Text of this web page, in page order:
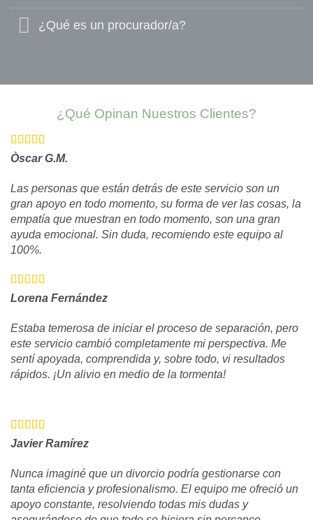
¿Qué es un procurador/a?
¿Qué Opinan Nuestros Clientes?
Òscar G.M.
Las personas que están detrás de este servicio son un
gran apoyo en todo momento, su forma de ver las cosas, la
empatía que muestran en todo momento, son una gran
ayuda emocional. Sin duda, recomiendo este equipo al
100%.
Lorena Fernández
Estaba temerosa de iniciar el proceso de separación, pero
este servicio cambió completamente mi perspectiva. Me
sentí apoyada, comprendida y, sobre todo, vi resultados
rápidos. ¡Un alivio en medio de la tormenta!
Javier Ramírez
Nunca imaginé que un divorcio podría gestionarse con
tanta eficiencia y profesionalismo. El equipo me ofreció un
apoyo constante, resolviendo todas mis dudas y